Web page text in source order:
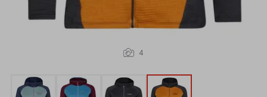
4